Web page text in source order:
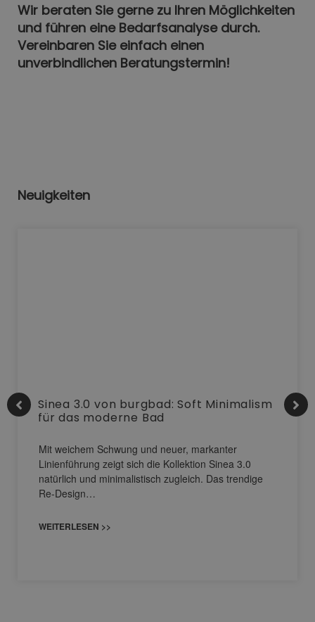
Wir beraten Sie gerne zu Ihren Möglichkeiten
und führen eine Bedarfsanalyse durch.
Vereinbaren Sie einfach einen
unverbindlichen Beratungstermin!
Neuigkeiten
Sinea 3.0 von burgbad: Soft Minimalism
für das moderne Bad
Mit weichem Schwung und neuer, markanter
Linienführung zeigt sich die Kollektion Sinea 3.0
natürlich und minimalistisch zugleich. Das trendige
Re-Design…
WEITERLESEN >>